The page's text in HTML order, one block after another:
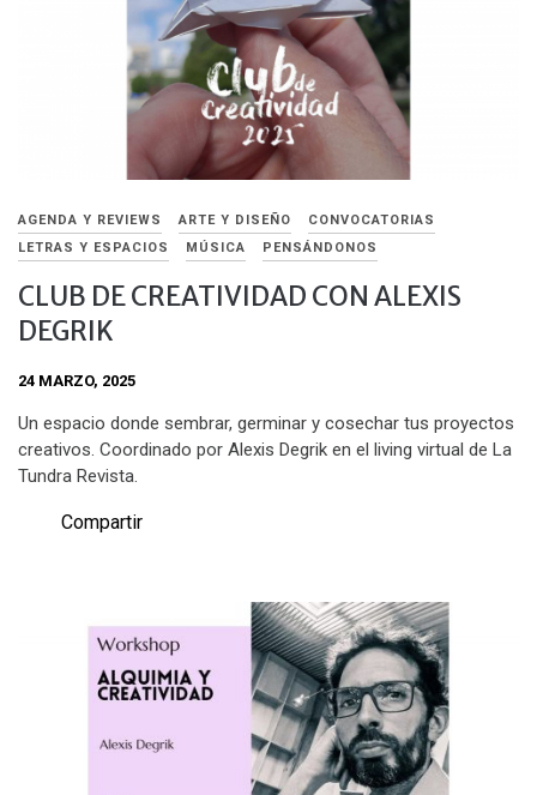
AGENDA Y REVIEWS ARTE Y DISEÑO
CONVOCATORIAS
LETRAS Y ESPACIOS
MÚSICA PENSÁNDONOS
CLUB DE CREATIVIDAD CON ALEXIS
DEGRIK
24 MARZO, 2025
Un espacio donde sembrar, germinar y cosechar tus proyectos
creativos. Coordinado por Alexis Degrik en el living virtual de La
Tundra Revista.
Compartir